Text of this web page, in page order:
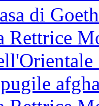
di
Rettrice